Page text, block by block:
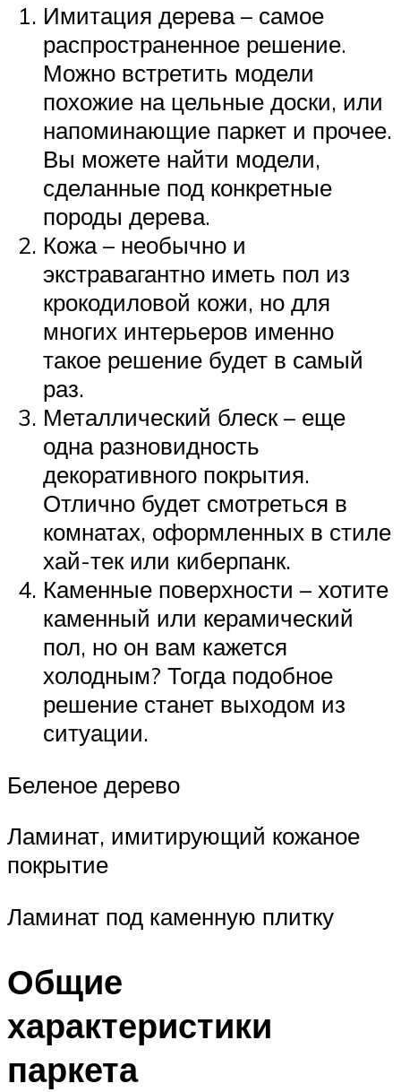
Имитация дерева – самое
распространенное решение.
Можно встретить модели
похожие на цельные доски, или
напоминающие паркет и прочее.
Вы можете найти модели,
сделанные под конкретные
породы дерева.
Кожа – необычно и
экстравагантно иметь пол из
крокодиловой кожи, но для
многих интерьеров именно
такое решение будет в самый
раз.
Металлический блеск – еще
одна разновидность
декоративного покрытия.
Отлично будет смотреться в
комнатах, оформленных в стиле
хай-тек или киберпанк.
Каменные поверхности – хотите
каменный или керамический
пол, но он вам кажется
холодным? Тогда подобное
решение станет выходом из
ситуации.
Беленое дерево
Ламинат, имитирующий кожаное
покрытие
Ламинат под каменную плитку
Общие
характеристики
паркета